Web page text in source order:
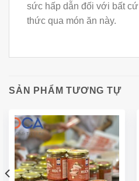
sức hấp dẫn đối với bất
thức qua món ăn này.
SẢN PHẨM TƯƠNG TỰ